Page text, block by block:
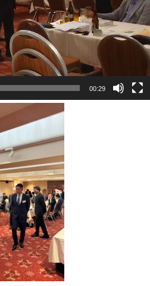
00:29